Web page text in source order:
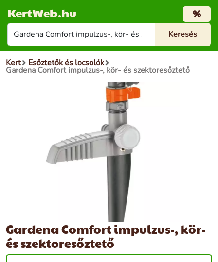
KertWeb.hu %
Kert Esőztetők és locsolók
Gardena Comfort impulzus-, kör- és szektoresőztető
Gardena Comfort impulzus-, kör-
és szektoresőztető